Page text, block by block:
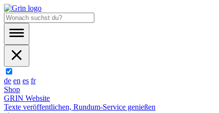
de en es fr
Shop
GRIN Website
Texte veröffentlichen, Rundum-Service genießen